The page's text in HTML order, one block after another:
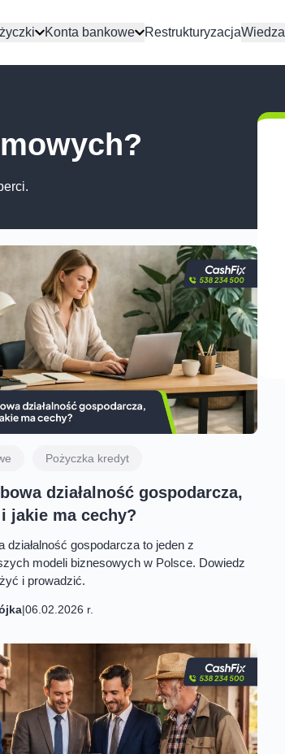
Konta bankowe RestrukturyzacjaWiedza
Pożyczka kredyt
działalność gospodarcza,
jakie ma cechy?
działalność gospodarcza to jeden z
modeli biznesowych w Polsce. Dowiedz
i prowadzić.
|06.02.2026 r.